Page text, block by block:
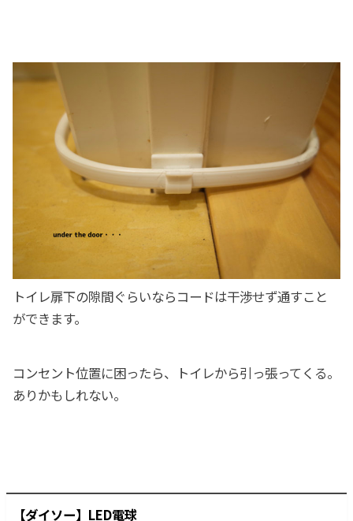
トイレ扉下の隙間ぐらいならコードは干渉せず通すこと
ができます。
コンセント位置に困ったら、トイレから引っ張ってくる。
ありかもしれない。
【ダイソー】LED電球